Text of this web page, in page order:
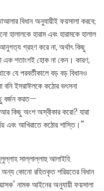
বিধান অনুযায়ীই ফয়সালা করবে;
হারাম এবং হারামকে হালাল
গ্রহণ করে না, অর্থাৎ কিছু
এক শতাংশই হোক না কেন। কারণ,
যে পরবর্তীকালে বড় বড় বিধানও
ইসরাঈলকে কঠোর ভৎসনা
বর্জন করত—
কিছু অংশ অস্বীকার করো? যারা
এবং আখিরাতে কঠোর শাস্তি।”
সাল্লাল্লাহু আলাইহি
অন্য কোনো রহিতকৃত শরিয়তের বিধান
নামক আইনের অনুযায়ী ফয়সালা